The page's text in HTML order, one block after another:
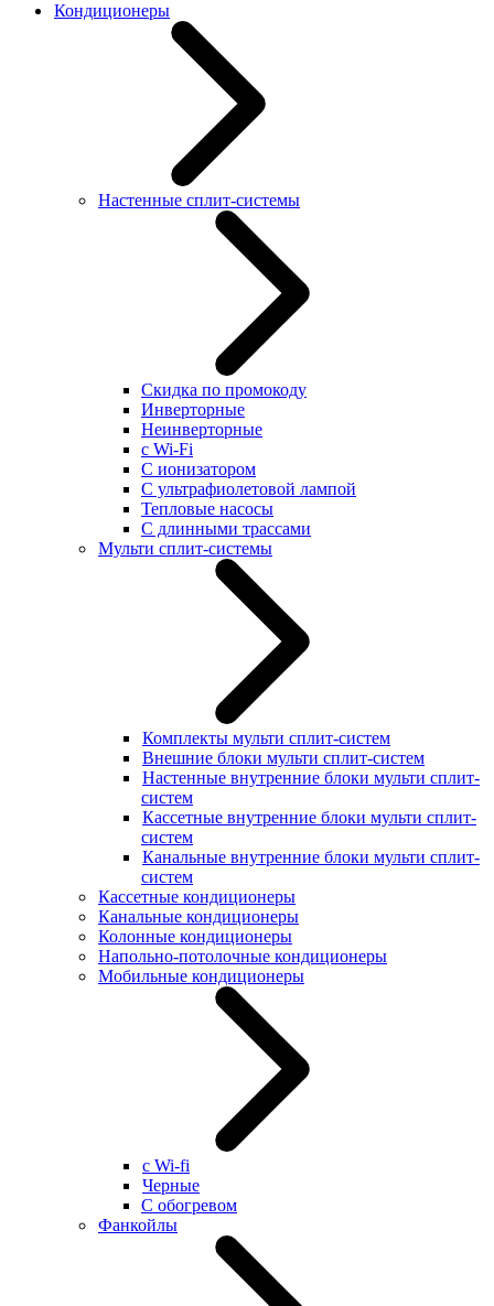
Кондиционеры
Настенные сплит-системы
Скидка по промокоду
Инверторные
Неинверторные
с Wi-Fi
С ионизатором
С ультрафиолетовой лампой
Тепловые насосы
С длинными трассами
Мульти сплит-системы
Комплекты мульти сплит-систем
Внешние блоки мульти сплит-систем
Настенные внутренние блоки мульти сплит-
систем
Кассетные внутренние блоки мульти сплит-
систем
Канальные внутренние блоки мульти сплит-
систем
Кассетные кондиционеры
Канальные кондиционеры
Колонные кондиционеры
Напольно-потолочные кондиционеры
Мобильные кондиционеры
с Wi-fi
Черные
С обогревом
Фанкойлы